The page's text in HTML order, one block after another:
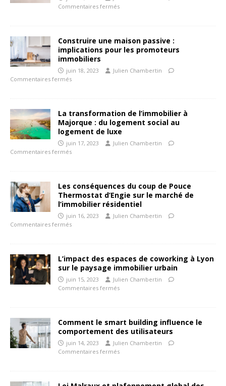
Commentaires fermés
Construire une maison passive :
implications pour les promoteurs
immobiliers
juin 18, 2023
Julien Chambertin
Commentaires fermés
La transformation de l’immobilier à
Majorque : du logement social au
logement de luxe
juin 17, 2023
Julien Chambertin
Commentaires fermés
Les conséquences du coup de Pouce
Thermostat d’Engie sur le marché de
l’immobilier résidentiel
juin 16, 2023
Julien Chambertin
Commentaires fermés
L’impact des espaces de coworking à Lyon
sur le paysage immobilier urbain
juin 15, 2023
Julien Chambertin
Commentaires fermés
Comment le smart building influence le
comportement des utilisateurs
juin 14, 2023
Julien Chambertin
Commentaires fermés